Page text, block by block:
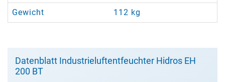
Gewicht 112 kg
Datenblatt Industrieluftentfeuchter Hidros EH
200 BT